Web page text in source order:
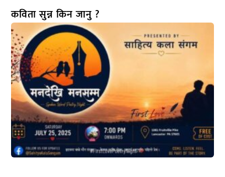
कविता सुन्न किन जानु ?